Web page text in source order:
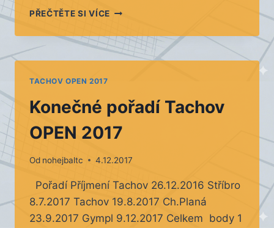
PŘEČTĚTE SI VÍCEMIKULÁŠSKÝ
VE
STŘÍBŘE
–
TACHOV OPEN 2017
Konečné pořadí Tachov
OPEN 2017
Od nohejbaltc 4.12.2017
Pořadí Příjmení Tachov 26.12.2016 Stříbro
8.7.2017 Tachov 19.8.2017 Ch.Planá
23.9.2017 Gympl 9.12.2017 Celkem body 1